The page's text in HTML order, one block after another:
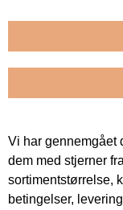
Vi har gennemgået
dem med stjerner
sortimentstørrelse,
betingelser,